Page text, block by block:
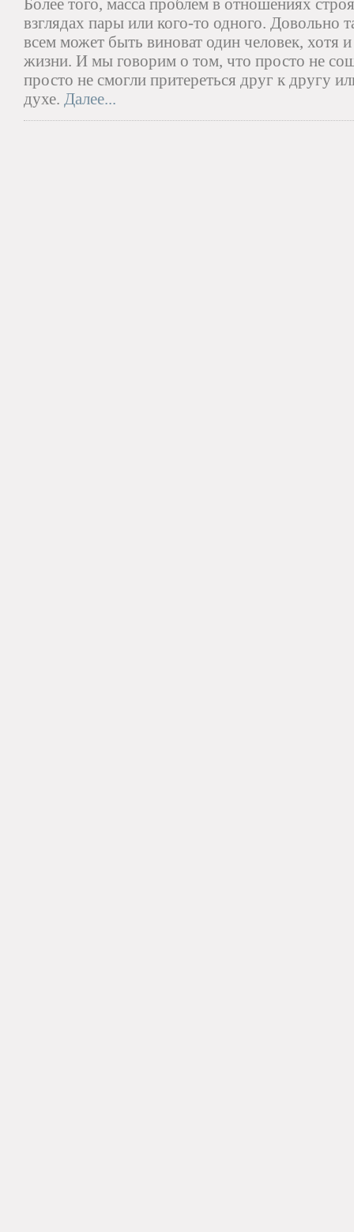
Более того, масса проблем в отношениях
взглядах пары или кого-то одного. Довольно
всем может быть виноват один человек, хотя и
жизни. И мы говорим о том, что просто не
просто не смогли притереться друг к другу
духе. Далее...